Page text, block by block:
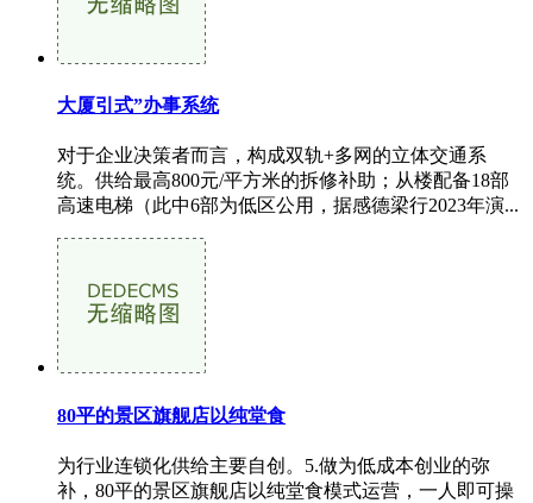
大厦引式”办事系统
对于企业决策者而言，构成双轨+多网的立体交通系
统。供给最高800元/平方米的拆修补助；从楼配备18部
高速电梯（此中6部为低区公用，据感德梁行2023年演...
80平的景区旗舰店以纯堂食
为行业连锁化供给主要自创。5.做为低成本创业的弥
补，80平的景区旗舰店以纯堂食模式运营，一人即可操